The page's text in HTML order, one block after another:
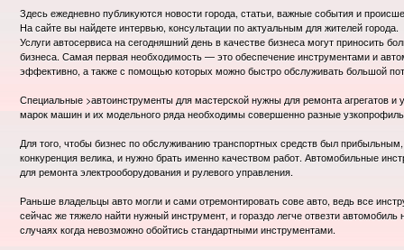
Здесь ежедневно публикуются новости города, статьи, важные события и
На сайте вы найдете интервью, консультации по актуальным для жителей города.
Услуги автосервиса на сегодняшний день в качестве бизнеса могут приносить
бизнеса. Самая первая необходимость — это обеспечение инструментами и
эффективно, а также с помощью которых можно быстро обслуживать большой
Специальные >автоинструменты для мастерской нужны для ремонта агрегатов
марок машин и их модельного ряда необходимы совершенно разные
Для того, чтобы бизнес по обслуживанию транспортных средств был
конкуренция велика, и нужно брать именно качеством работ. Автомобильные
для ремонта электрооборудования и рулевого управления.
Раньше владельцы авто могли и сами отремонтировать сове авто, ведь все
сейчас же тяжело найти нужный инструмент, и гораздо легче отвезти
случаях когда невозможно обойтись стандартными инструментами.